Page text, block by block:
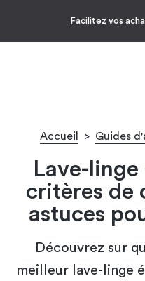
Facilitez vos
Accueil > Guides
Lave-
critères de
astuces
Découvrez sur
meilleur lave-linge